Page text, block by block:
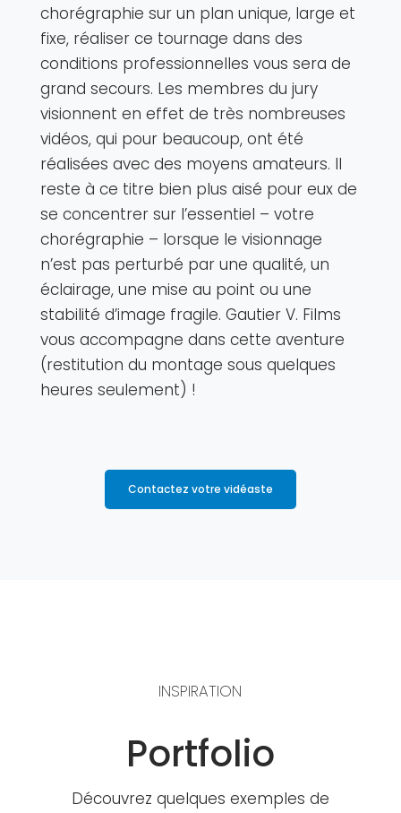
chorégraphie sur un plan unique, large et
fixe, réaliser ce tournage dans des
conditions professionnelles vous sera de
grand secours. Les membres du jury
visionnent en effet de très nombreuses
vidéos, qui pour beaucoup, ont été
réalisées avec des moyens amateurs. Il
reste à ce titre bien plus aisé pour eux de
se concentrer sur l’essentiel – votre
chorégraphie – lorsque le visionnage
n’est pas perturbé par une qualité, un
éclairage, une mise au point ou une
stabilité d’image fragile. Gautier V. Films
vous accompagne dans cette aventure
(restitution du montage sous quelques
heures seulement) !
Contactez votre vidéaste
INSPIRATION
Portfolio
Découvrez quelques exemples de